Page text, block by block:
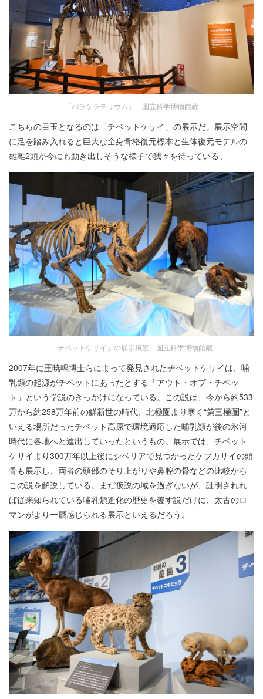
「パラケラテリウム」 国立科学博物館蔵
こちらの目玉となるのは「チベットケサイ」の展示だ。展示空間
に足を踏み入れると巨大な全身骨格復元標本と生体復元モデルの
雄雌2頭が今にも動き出しそうな様子で我々を待っている。
「チベットケサイ」の展示風景 国立科学博物館蔵
2007年に王暁鳴博士らによって発見されたチベットケサイは、哺
乳類の起源がチベットにあったとする「アウト・オブ・チベッ
ト」という学説のきっかけになっている。この説は、今から約533
万から約258万年前の鮮新世の時代、北極圏より寒く“第三極圏”と
いえる場所だったチベット高原で環境適応した哺乳類が後の氷河
時代に各地へと進出していったというもの。展示では、チベット
ケサイより300万年以上後にシベリアで見つかったケブカサイの頭
骨も展示し、両者の頭部のそり上がりや鼻腔の骨などの比較から
この説を解説している。まだ仮説の域を過ぎないが、証明されれ
ば従来知られている哺乳類進化の歴史を覆す説だけに、太古のロ
マンがより一層感じられる展示といえるだろう。